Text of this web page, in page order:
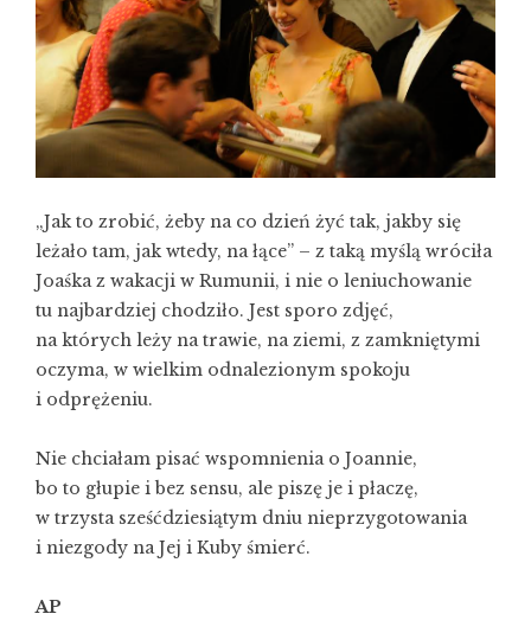
„Jak to zrobić, żeby na co dzień żyć tak, jakby się
leżało tam, jak wtedy, na łące” – z taką myślą wróciła
Joaśka z wakacji w Rumunii, i nie o leniuchowanie
tu najbardziej chodziło. Jest sporo zdjęć,
na których leży na trawie, na ziemi, z zamkniętymi
oczyma, w wielkim odnalezionym spokoju
i odprężeniu.
Nie chciałam pisać wspomnienia o Joannie,
bo to głupie i bez sensu, ale piszę je i płaczę,
w trzysta sześćdziesiątym dniu nieprzygotowania
i niezgody na Jej i Kuby śmierć.
AP